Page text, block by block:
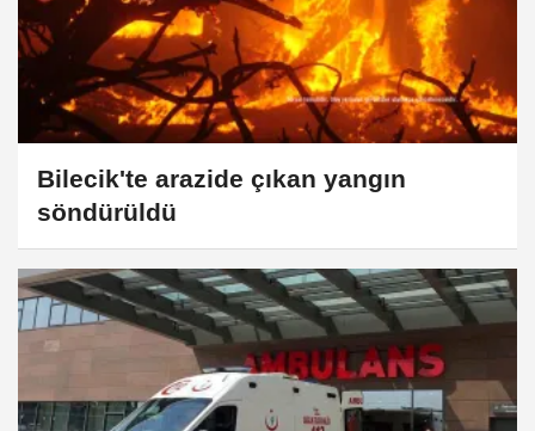
Bilecik'te arazide çıkan yangın
söndürüldü